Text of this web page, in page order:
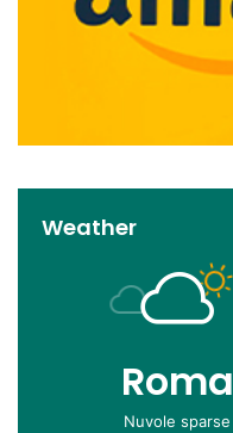
Weather
Roma
Nuvole sparse